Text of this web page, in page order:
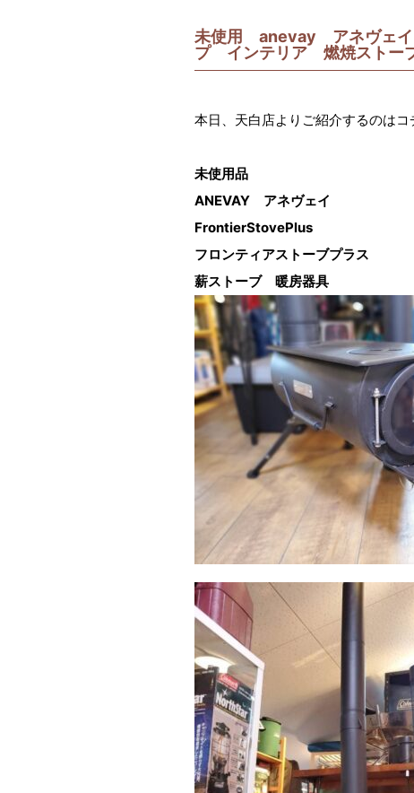
未使用 anevay アネヴェ
プ インテリア 燃焼ストー
本日、天白店よりご紹介するのは
未使用品
ANEVAY アネヴェイ
FrontierStovePlus
フロンティアストーブプラス
薪ストーブ 暖房器具